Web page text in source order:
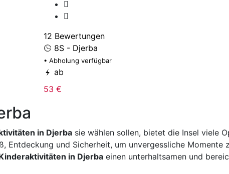
12 Bewertungen
8S - Djerba
• Abholung verfügbar
ab
53 €
in Djerba sie wählen sollen, bietet die Insel viele
Entdeckung und Sicherheit, um unvergessliche
in Djerba einen unterhaltsamen und